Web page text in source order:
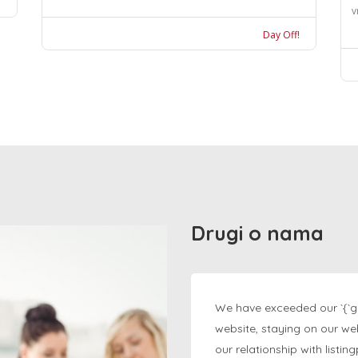
Day Off!
Drugi o nama
We have exceeded our
website, staying on our
our relationship with